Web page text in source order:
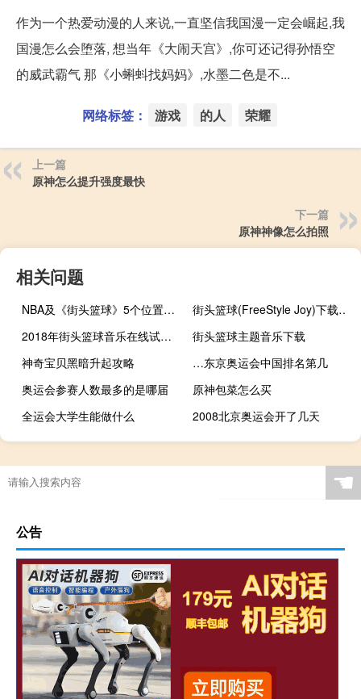
作为一个热爱动漫的人来说,一直坚信我国漫一定会崛起,我
国漫怎么会堕落, 想当年《大闹天宫》,你可还记得孙悟空
的威武霸气 那《小蝌蚪找妈妈》,水墨二色是不...
网络标签： 游戏 的人 荣耀
上一篇
原神怎么提升强度最快
下一篇
原神神像怎么拍照
相关问题
NBA及《街头篮球》5个位置的详细介绍
街头篮球(FreeStyle Joy)下载(电脑、安卓和IOS所有版本)
2018年街头篮球音乐在线试听及下载
街头篮球主题音乐下载
神奇宝贝黑暗升起攻略
…东京奥运会中国排名第几
奥运会参赛人数最多的是哪届
原神包菜怎么买
全运会大学生能做什么
2008北京奥运会开了几天
奥运会赛程2021一共多少天
奥运会为什么会发套子
一般足球场长多少宽多少
原神不玩弓箭怎么玩 ☚
公告